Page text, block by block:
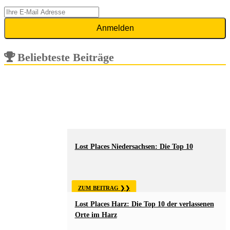
Beliebteste Beiträge
Lost Places Niedersachsen: Die Top 10
ZUM BEITRAG
Lost Places Harz: Die Top 10 der verlassenen
Orte im Harz